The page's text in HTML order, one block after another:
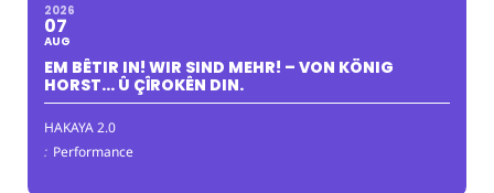
2026
07
AUG
EM BÊTIR IN! WIR SIND MEHR! – VON KÖNIG
HORST… Û ÇÎROKÊN DIN.
HAKAYA 2.0
: Performance